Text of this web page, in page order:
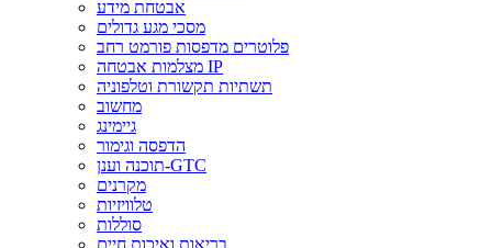
אבטחת מידע
מסכי מגע גדולים
פלוטרים מדפסות פורמט רחב
מצלמות אבטחה IP
תשתיות תקשורת וטלפוניה
מחשוב
גיימינג
הדפסה וגימור
תוכנה וענן-GTC
מקרנים
טלוויזיות
סוללות
בריאות ואיכות חיים